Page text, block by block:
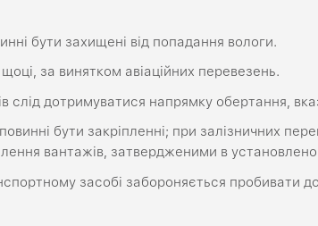
бути захищені від попадання вологи.
за винятком авіаційних перевезень.
слід дотримуватися напрямку обертання,
бути закріпленні; при залізничних
вантажів, затвердженими в
засобі забороняється пробивати